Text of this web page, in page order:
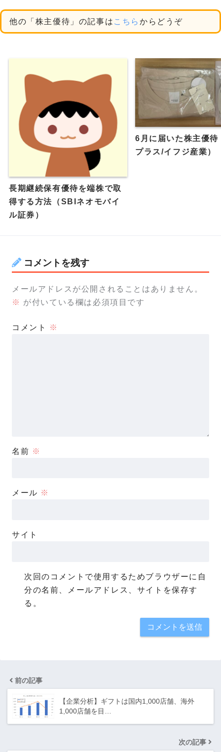
他の「株主優待」の記事は こちらからどうぞ
長期継続保有優待を端株で取
得する方法（SBIネオモバイ
ル証券）
6月に届いた株主優待
プラス/イフジ産業）
コメントを残す
メールアドレスが公開されることはありません。
※ が付いている欄は必須項目です
コメント ※
名前 ※
メール ※
サイト
次回のコメントで使用するためブラウザーに自
分の名前、メールアドレス、サイトを保存す
る。
前の記事
【企業分析】ギフトは国内1,000店舗、海外
1,000店舗を目…
次の記事